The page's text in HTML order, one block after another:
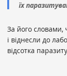
їх
За його словами,
і віднесли до
відсотка